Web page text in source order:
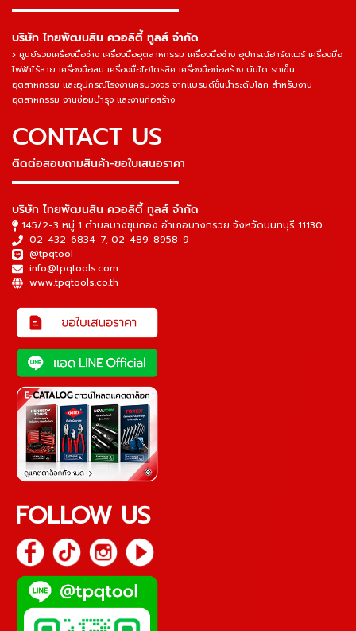
▬▬▬▬▬▬▬▬▬▬▬▬▬▬▬
บริษัท ไทยพัฒนสิน ควอลิตี้ ทูลส์ จำกัด
ศูนย์รวมเครื่องมือช่าง เครื่องมืออุตสาหกรรม เครื่องมือช่าง อุปกรณ์ฮาร์ดแวร์ เครื่องมือ
ไฟฟ้าไร้สาย เครื่องมือลม เครื่องมือไฮโดรลิค เครื่องมือก่อสร้าง บันได รถเข็น
อุตสาหกรรม และอุปกรณ์โรงงานครบวงจร จากแบรนด์ชั้นนำระดับโลก สำหรับงาน
อุตสาหกรรม งานซ่อมบำรุง และงานก่อสร้าง
CONTACT US
ติดต่อสอบถามสินค้า-ขอใบเสนอราคา
▬▬▬▬▬▬▬▬▬▬▬▬▬▬▬
บริษัท ไทยพัฒนสิน ควอลิตี้ ทูลส์ จำกัด
145/2-3 หมู่ 1 ตำบลบางขุนกอง อำเภอบางกรวย จังหวัดนนทบุรี 11130
02-432-6834-7, 02-489-8958-9
@tpqtool
info@tpqtools.com
www.tpqtools.co.th
FOLLOW US